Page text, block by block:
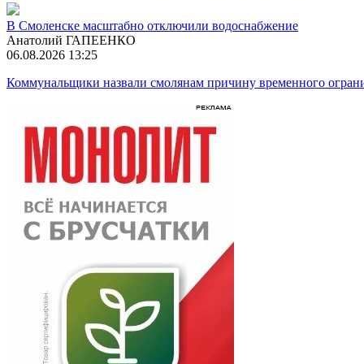
В Смоленске масштабно отключили водоснабжение
Анатолий ГАПЕЕНКО
06.08.2026 13:25
Коммунальщики назвали смолянам причину временного